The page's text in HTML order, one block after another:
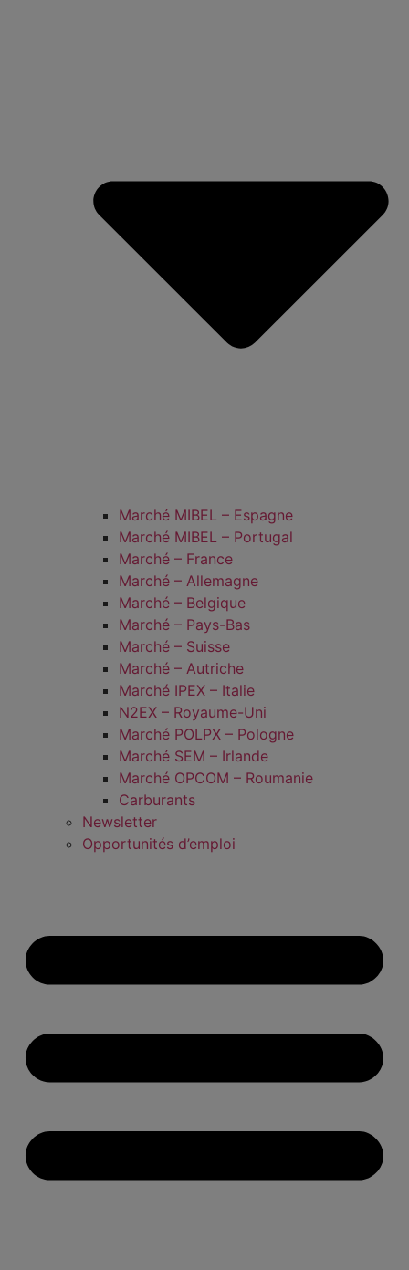
Marché MIBEL – Espagne
Marché MIBEL – Portugal
Marché – France
Marché – Allemagne
Marché – Belgique
Marché – Pays-Bas
Marché – Suisse
Marché – Autriche
Marché IPEX – Italie
N2EX – Royaume-Uni
Marché POLPX – Pologne
Marché SEM – Irlande
Marché OPCOM – Roumanie
Carburants
Newsletter
Opportunités d’emploi